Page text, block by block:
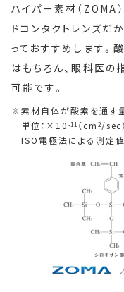
ハイパー素材（ZOMA
ドコンタクトレンズだ
っておすすめします
はもちろん、眼科医
可能です。
素材自体が酸素を通す
単位：×10 -11 （cm 2/sec
ISO電極法による測定値